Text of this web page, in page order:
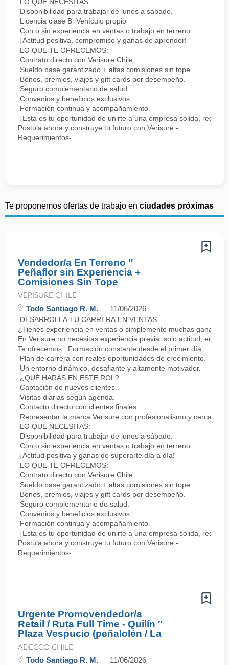
Disponibilidad para trabajar de lunes a sábado.
Licencia clase B Vehículo propio
Con o sin experiencia en ventas o trabajo en terreno.
¡Actitud positiva, compromiso y ganas de aprender!
LO QUE TE OFRECEMOS:
Contrato directo con Verisure Chile.
Sueldo base garantizado + altas comisiones sin tope.
Bonos, premios, viajes y gift cards por desempeño.
Seguro complementario de salud.
Convenios y beneficios exclusivos.
Formación continua y acompañamiento.
¡Esta es tu oportunidad de unirte a una empresa sólida,
Postula ahora y construye tu futuro con Verisure.-
Requerimientos- ...
Te proponemos ofertas de trabajo en ciudades próximas
Vendedor/a En Terreno ″
Peñaflor sin Experiencia +
Comisiones Sin Tope
VERISURE CHILE
Todo Santiago R. M. 11/06/2026
DESARROLLA TU CARRERA EN VENTAS
¿Tienes experiencia en ventas o simplemente muchas ganas
En Verisure no necesitas experiencia previa, solo actitud,
Te ofrecemos: Formación constante desde el primer día.
Plan de carrera con reales oportunidades de crecimiento.
Un entorno dinámico, desafiante y altamente motivador.
¿QUÉ HARÁS EN ESTE ROL?
Captación de nuevos clientes.
Visitas diarias según agenda.
Contacto directo con clientes finales.
Representar la marca Verisure con profesionalismo y cercanía.
LO QUE NECESITAS:
Disponibilidad para trabajar de lunes a sábado.
Con o sin experiencia en ventas o trabajo en terreno.
¡Actitud positiva y ganas de superarte día a día!
LO QUE TE OFRECEMOS:
Contrato directo con Verisure Chile.
Sueldo base garantizado + altas comisiones sin tope.
Bonos, premios, viajes y gift cards por desempeño.
Seguro complementario de salud.
Convenios y beneficios exclusivos.
Formación continua y acompañamiento.
¡Esta es tu oportunidad de unirte a una empresa sólida,
Postula ahora y construye tu futuro con Verisure.-
Requerimientos- ...
Urgente Promovendedor/a
Retail / Ruta Full Time - Quilín ″
Plaza Vespucio (peñalolén / La
ADECCO CHILE
Todo Santiago R. M. 11/06/2026